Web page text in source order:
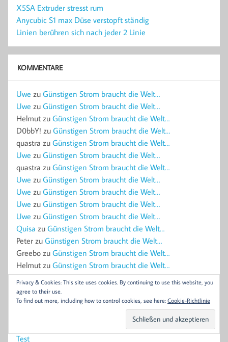
X5SA Extruder stresst rum
Anycubic S1 max Düse verstopft ständig
Linien berühren sich nach jeder 2 Linie
KOMMENTARE
Uwe zu Günstigen Strom braucht die Welt…
Uwe zu Günstigen Strom braucht die Welt…
Helmut zu Günstigen Strom braucht die Welt…
D0bbY! zu Günstigen Strom braucht die Welt…
quastra zu Günstigen Strom braucht die Welt…
Uwe zu Günstigen Strom braucht die Welt…
quastra zu Günstigen Strom braucht die Welt…
Uwe zu Günstigen Strom braucht die Welt…
Uwe zu Günstigen Strom braucht die Welt…
Uwe zu Günstigen Strom braucht die Welt…
Uwe zu Günstigen Strom braucht die Welt…
Quisa zu Günstigen Strom braucht die Welt…
Peter zu Günstigen Strom braucht die Welt…
Greebo zu Günstigen Strom braucht die Welt…
Helmut zu Günstigen Strom braucht die Welt…
UwezuGünstigen Strom braucht die Welt…
UwezuGünstigen Strom braucht die Welt…
quastrazuGünstigen Strom braucht die Welt…
Günstigen Strom braucht die Welt…
MecPow X4 Pro eingehauster 22W Laser
Test
Privacy & Cookies: This site uses cookies. By continuing to use this website, you
agree to their use.
To find out more, including how to control cookies, see here: Cookie-Richtlinie